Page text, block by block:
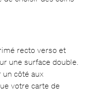
recto verso et
une surface double.
un côté aux
votre carte de